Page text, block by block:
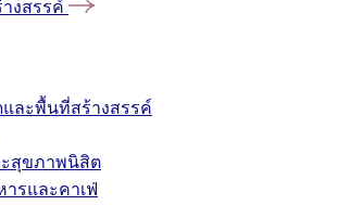
งสรรค์
ละพื้นที่สร้างสรรค์
สุขภาพนิสิต
ารและคาเฟ่